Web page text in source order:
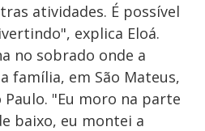
atividades. É possível
explica Eloá.
no sobrado onde a
família, em São Mateus,
Paulo. "Eu moro na parte
baixo, eu montei a